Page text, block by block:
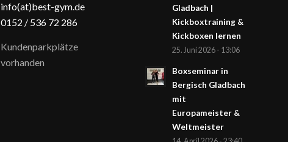
info(at)best-gym.de
0152 / 536 72 286
Kundenparkplätze
vorhanden
Gladbach |
Kickboxtraining &
Kickboxen lernen
25. Juni 2026 - 13:06
Boxseminar in
Bergisch Gladbach
mit
Europameister &
Weltmeister